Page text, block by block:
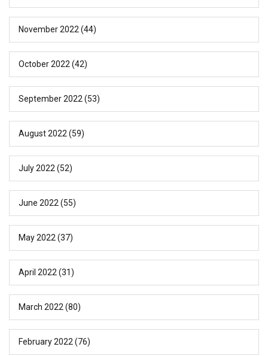
November 2022 (44)
October 2022 (42)
September 2022 (53)
August 2022 (59)
July 2022 (52)
June 2022 (55)
May 2022 (37)
April 2022 (31)
March 2022 (80)
February 2022 (76)